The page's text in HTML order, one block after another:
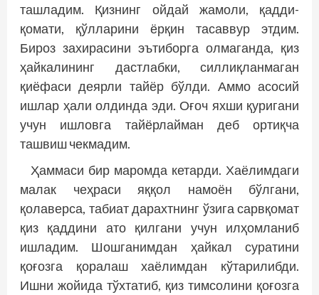
ташладим. Қизнинг ойдай жамоли, қадди-
қомати, қўлларини ёрқин тасаввур этдим.
Бироз захирасини эътиборга олмаганда, қиз
ҳайкалининг дастлабки, силлиқланмаган
қиёфаси деярли тайёр бўлди. Аммо асосий
ишлар ҳали олдинда эди. Оғоч яхши қуригани
учун ишловга тайёрлайман деб ортиқча
ташвиш чекмадим.
Ҳаммаси бир маромда кетарди. Хаёлимдаги
малак чеҳраси яққол намоён бўлгани,
қолаверса, табиат дарахтнинг ўзига сарвқомат
қиз қаддини ато қилгани учун илҳомланиб
ишладим. Шошганимдан ҳайкал суратини
қоғозга қоралаш хаёлимдан кўтарилибди.
Ишни жойида тўхтатиб, қиз тимсолини қоғозга